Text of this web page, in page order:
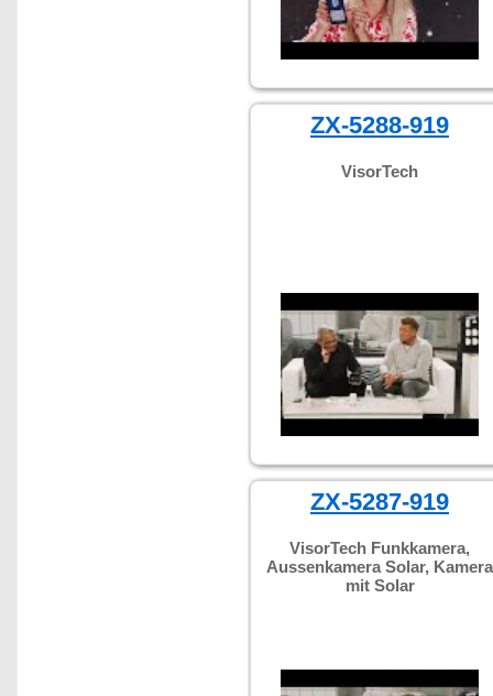
ZX-5288-919
VisorTech
ZX-5287-919
VisorTech Funkkamera,
Aussenkamera Solar, Kamera
mit Solar